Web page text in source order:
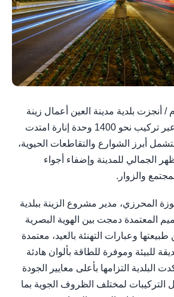
مايو / وام / أنجزت بلدية مدينة العين أعمال زينة
عيد الأضحى المبارك عبر تركيب نحو 1400 وحدة إنارة امتدت
لتشمل أبرز الشوارع والتقاطعات الحيوية،
الجمالي للمدينة وإضفاء أجواء
والزوار.
المحرزي، مدير مشروع الزينة ببلدية
المعتمدة دمجت بين الهوية البصرية
وعبارات التهنئة بالعيد، معتمدة
للبيئة وموفرة للطاقة بألوان هادئة
البلدية التزامها بأعلى معايير الجودة
التركيبات لمختلف الظروف الجوية بما